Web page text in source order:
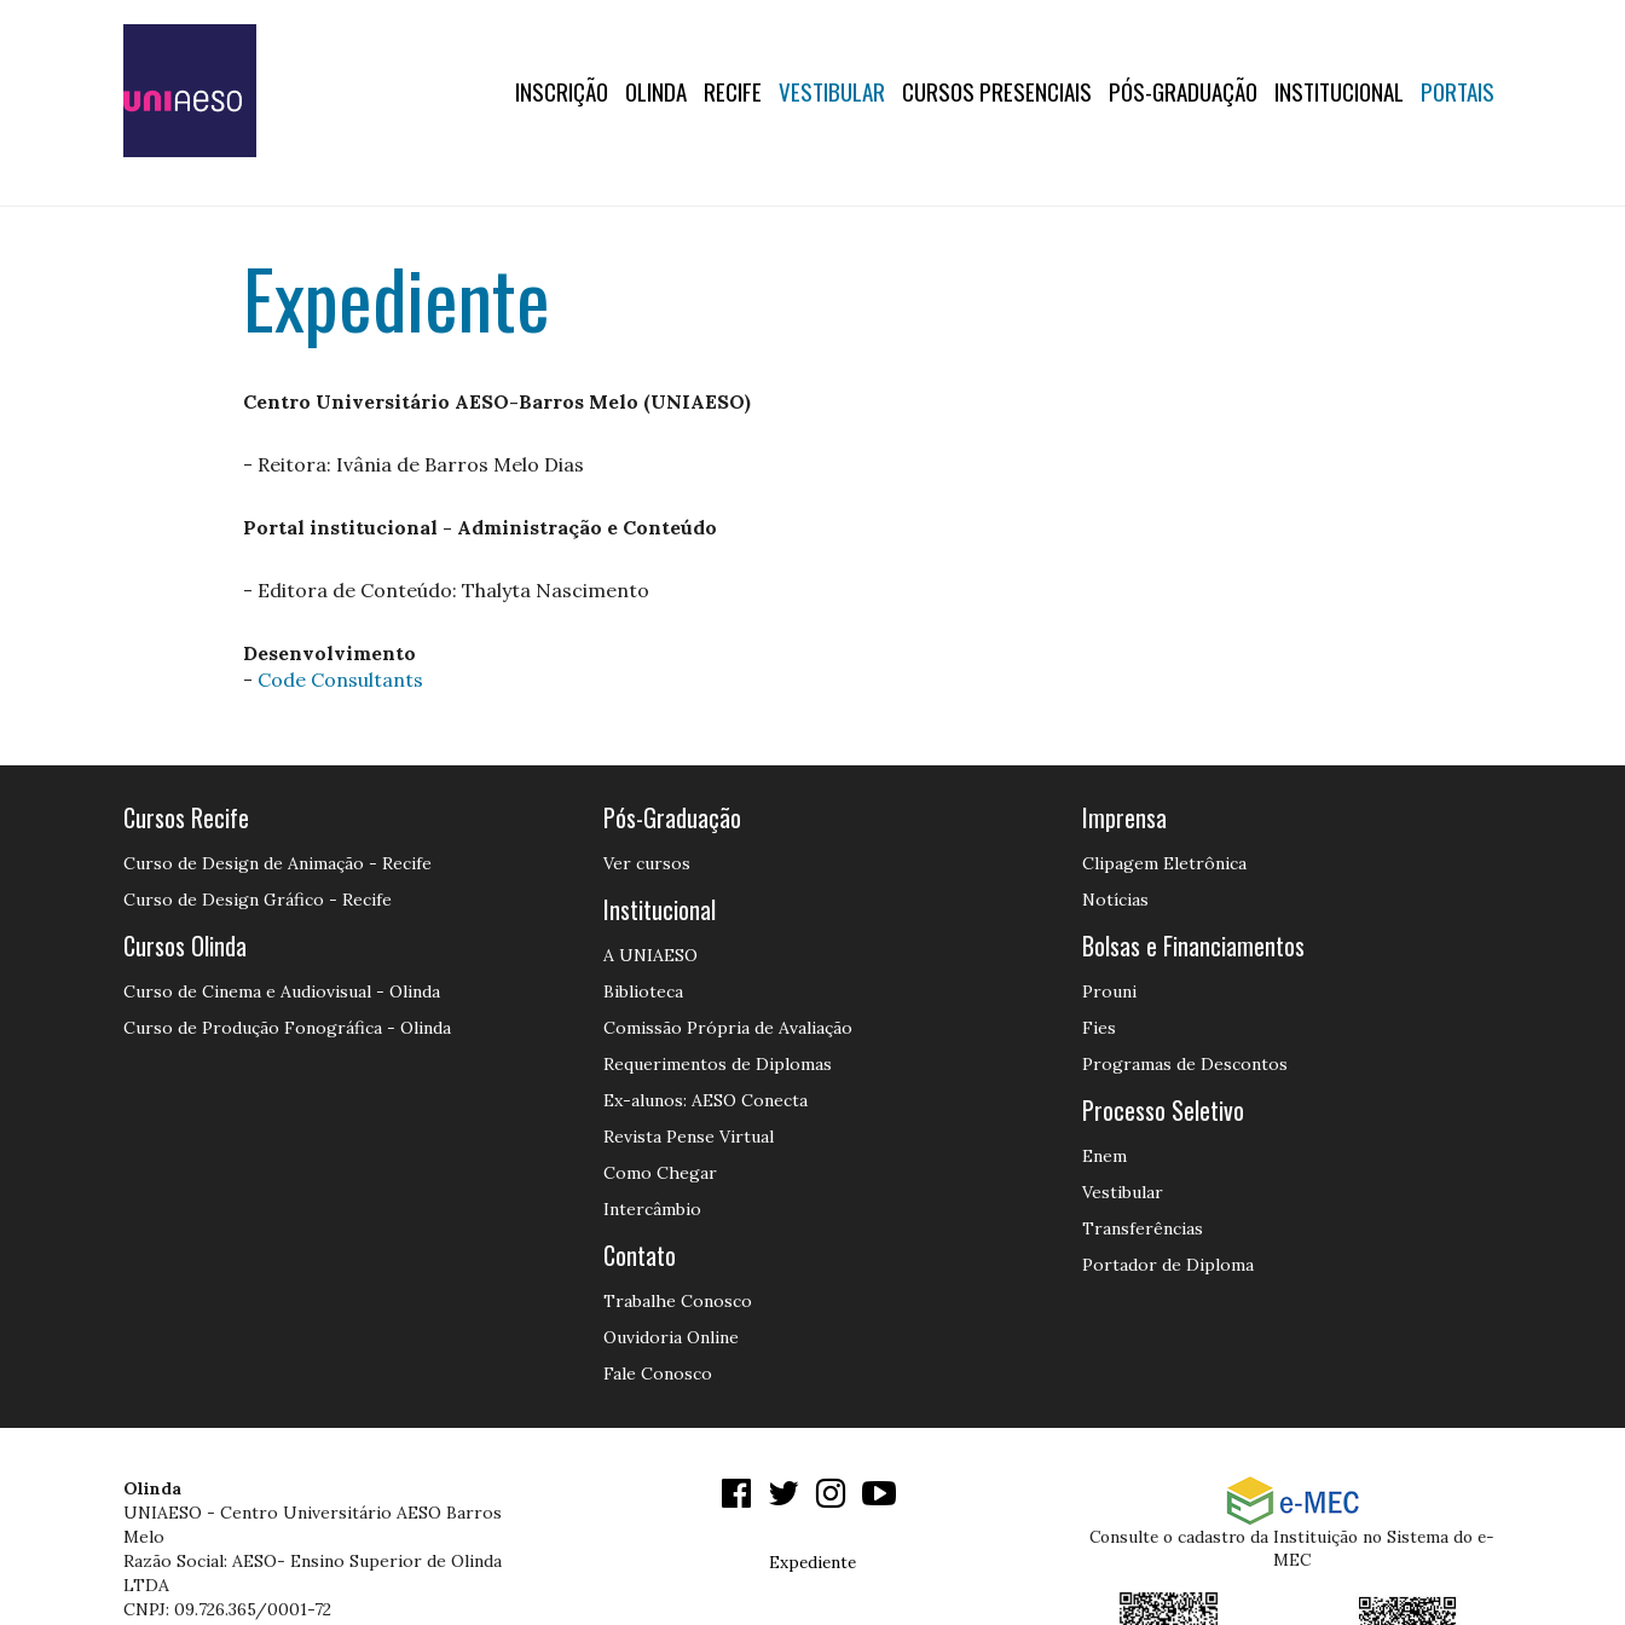
INSCRIÇÃO OLINDA RECIFE VESTIBULAR CURSOS PRESENCIAIS PÓS-GRADUAÇÃO INSTITUCIONAL PORTAIS
Expediente
Centro Universitário AESO-Barros Melo (UNIAESO)
- Reitora: Ivânia de Barros Melo Dias
Portal institucional - Administração e Conteúdo
- Editora de Conteúdo: Thalyta Nascimento
Desenvolvimento
- Code Consultants
Cursos Recife
Curso de Design de Animação - Recife
Curso de Design Gráfico - Recife
Cursos Olinda
Curso de Cinema e Audiovisual - Olinda
Curso de Produção Fonográfica - Olinda
Pós-Graduação
Ver cursos
Institucional
A UNIAESO
Biblioteca
Comissão Própria de Avaliação
Requerimentos de Diplomas
Ex-alunos: AESO Conecta
Revista Pense Virtual
Como Chegar
Intercâmbio
Contato
Trabalhe Conosco
Ouvidoria Online
Fale Conosco
Imprensa
Clipagem Eletrônica
Notícias
Bolsas e Financiamentos
Prouni
Fies
Programas de Descontos
Processo Seletivo
Enem
Vestibular
Transferências
Portador de Diploma
Olinda
UNIAESO - Centro Universitário AESO Barros
Melo
Razão Social: AESO- Ensino Superior de Olinda
LTDA
CNPJ: 09.726.365/0001-72
Expediente
Consulte o cadastro da Instituição no Sistema do e-
MEC